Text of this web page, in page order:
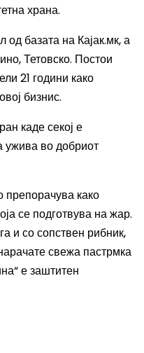
храна.
од базата на Кајак.мк, а
Тетовско. Постои
21 години како
бизнис.
каде секој е
ужива во добриот
препорачува како
се подготвува на жар.
и со сопствен рибник,
свежа пастрмка
е заштитен